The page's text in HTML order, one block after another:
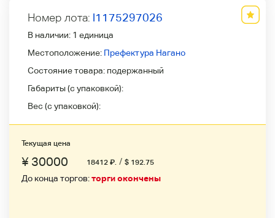
Номер лота: l1175297026
В наличии: 1 единица
Местоположение: Префектура Нагано
Состояние товара: подержанный
Габариты (с упаковкой):
Вес (с упаковкой):
Текущая цена
¥ 30000 18412 ₽. / $ 192.75
До конца торгов:торги окончены